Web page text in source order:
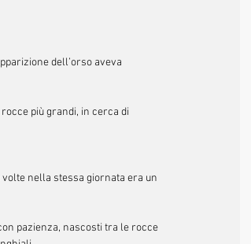
dell’orso aveva
più grandi, in cerca di
nella stessa giornata era un
pazienza, nascosti tra le rocce